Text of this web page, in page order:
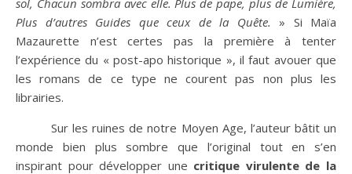
Plus d’autres Guides que ceux de la Quête. » Si Maïa
Mazaurette n’est certes pas la première à tenter
l’expérience du « post-apo historique », il faut avouer que
les romans de ce type ne courent pas non plus les
librairies.
Sur les ruines de notre Moyen Age, l’auteur bâtit un
monde bien plus sombre que l’original tout en s’en
inspirant pour développer une critique virulente de la